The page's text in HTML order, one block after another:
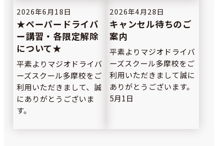
2026年6月18日
★ペーパードライバ
ー講習・各限定解除
について★
平素よりマジオドライバ
ーズスクール多摩校をご
利用いただきまして、誠
にありがとうございま
す。
2026年4月28日
キャンセル待ちのご
案内
平素よりマジオドライバ
ーズスクール多摩校をご
利用いただきまして誠に
ありがとうございます。
5月1日